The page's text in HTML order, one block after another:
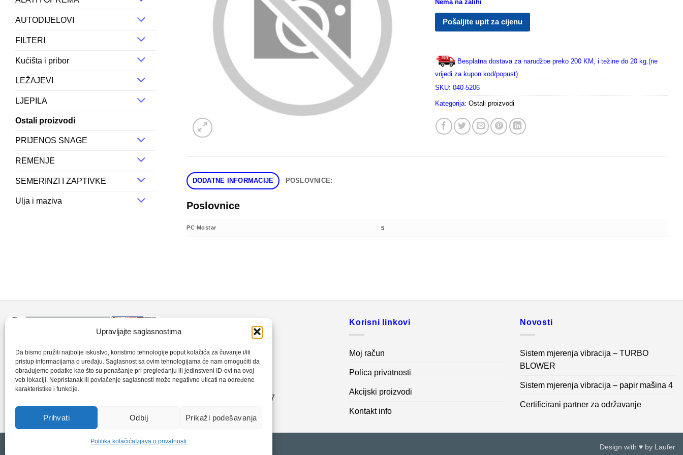
Upravljajte saglasnostima
Da bismo pružili najbolje iskustvo, koristimo tehnologije poput kolačića za čuvanje i/ili
pristup informacijama o uređaju. Saglasnost sa ovim tehnologijama će nam omogućiti da
obrađujemo podatke kao što su ponašanje pri pregledanju ili jedinstveni ID-ovi na ovoj
veb lokaciji. Nepristanak ili povlačenje saglasnosti može negativno uticati na određene
karakteristike i funkcije.
Prihvati Odbij Prikaži podešavanja
Politika kolačića Izjava o privatnosti
AUTODIJELOVI
FILTERI
Kućišta i pribor
LEŽAJEVI
LJEPILA
Ostali proizvodi
PRIJENOS SNAGE
REMENJE
SEMERINZI I ZAPTIVKE
Ulja i maziva
Nema na zalihi
Pošaljite upit za cijenu
Besplatna dostava za narudžbe preko 200 KM, i težine do 20 kg.(ne
vrijedi za kupon kod/popust)
SKU: 040-5206
Kategorija: Ostali proizvodi
DODATNE INFORMACIJE POSLOVNICE:
Poslovnice
PC Mostar 5
CLK-Interpromet d.o.o. posluje u sastavu
grupe SKF distributera od 1996. godine,
gdje s ponosom mozemo reci da smo
najveci distributer SKF-a na podrucju
+387 35 720 560
clkm@bih.net.ba
+387 62 995 767
Korisni linkovi
Moj račun
Polica privatnosti
Akcijski proizvodi
Kontakt info
Novosti
Sistem mjerenja vibracija – TURBO
BLOWER
Sistem mjerenja vibracija – papir mašina 4
Certificirani partner za održavanje
Design with ♥ by Laufer
Copyright 2026 © CLK Interpromet